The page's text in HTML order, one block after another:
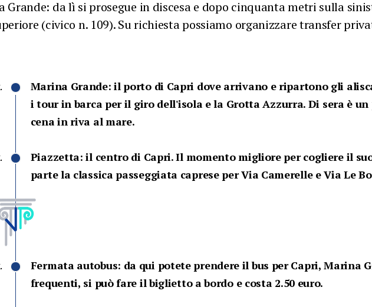
Grande: da lì si prosegue in discesa e dopo cinquanta metri sulla
(civico n. 109). Su richiesta possiamo organizzare transfer
Marina Grande: il porto di Capri dove arrivano e ripartono gli
i tour in barca per il giro dell'isola e la Grotta Azzurra. Di sera è
cena in riva al mare.
Piazzetta: il centro di Capri. Il momento migliore per cogliere il
parte la classica passeggiata caprese per Via Camerelle e Via Le
Fermata autobus: da qui potete prendere il bus per Capri, Marina
frequenti, si può fare il biglietto a bordo e costa 2.50 euro.